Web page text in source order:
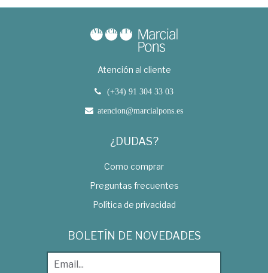
Atención al cliente
(+34) 91 304 33 03
atencion@marcialpons.es
¿DUDAS?
Como comprar
Preguntas frecuentes
Política de privacidad
BOLETÍN DE NOVEDADES